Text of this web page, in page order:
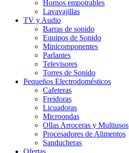
Hornos empotrables
Lavavajillas
TV y Audio
Barras de sonido
Equipos de Sonido
Minicomponentes
Parlantes
Televisores
Torres de Sonido
Pequeños Electrodomésticos
Cafeteras
Freidoras
Licuadoras
Microondas
Ollas Arroceras y Multiusos
Procesadores de Alimentos
Sanducheras